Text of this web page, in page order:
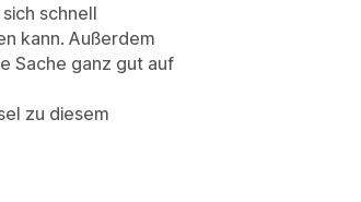
schnell
kann. Außerdem
Sache ganz gut auf
zu diesem